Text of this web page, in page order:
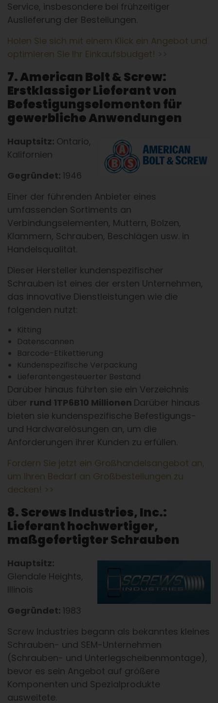
Service, insbesondere bei frühzeitiger
Auslieferung der Bestellungen.
Holen Sie sich mit einem Klick ein Angebot und
optimieren Sie Ihr Einkaufsbudget! >>
7. American Bolt & Screw:
Erstklassiger Lieferant von
Befestigungselementen für
gewerbliche Anwendungen
Hauptsitz: Ontario,
Kalifornien
Gegründet: 1946
Einer der führenden Anbieter eines
umfassenden Sortiments an
Verbindungselementen, Muttern, Bolzen,
Klammern, Schrauben, Beschlägen usw. in
Handelsqualität.
Dieser Hersteller kundenspezifischer
Schrauben ist eines der ersten Unternehmen,
das innovative Dienstleistungen wie die
folgenden nutzt:
Kitting
Datenscannen
Barcode-Etikettierung
Kundenspezifische Verpackung
Lieferantengesteuerter Bestand
Darüber hinaus führten sie ein Verzeichnis
über rund 1TP6B10 Millionen Darüber hinaus
bieten sie kundenspezifische Befestigungs-
und Hardwarelösungen an, um die
Anforderungen ihrer Kunden zu erfüllen.
Fordern Sie jetzt ein Großhandelsangebot an,
um Ihren Bedarf an Großbestellungen zu
decken! >>
8. Screws Industries, Inc.:
Lieferant hochwertiger,
maßgefertigter Schrauben
Hauptsitz:
Glendale Heights,
Illinois
Gegründet: 1983
Screw Industries begann als bekanntes kleines
Schrauben- und SEM-Unternehmen
(Schrauben- und Unterlegscheibenmontage),
bevor es sein Angebot auf größere
Komponenten und Spezialprodukte
ausweitete.